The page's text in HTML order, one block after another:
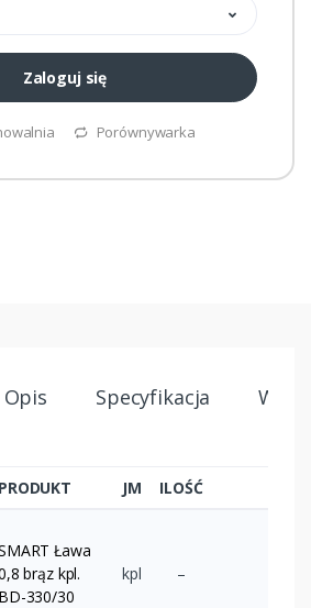
Zaloguj się
Porównywarka
Opis Specyfikacja
PRODUKT JM ILOŚĆ
Ława
brąz kpl.
BD-330/30
kpl –